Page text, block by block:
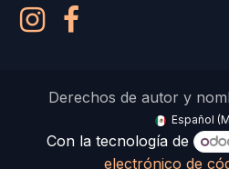
Derechos de autor y
Español
Con la tecnología de
electrónico de